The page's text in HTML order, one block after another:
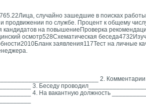
случайно зашедшие в поисках
по службе. Процент к общему
на повышениеПроверка
осмотр528Схематическая
заявления117Тест на личные
2.
3. Беседу
4. На вакантную должность